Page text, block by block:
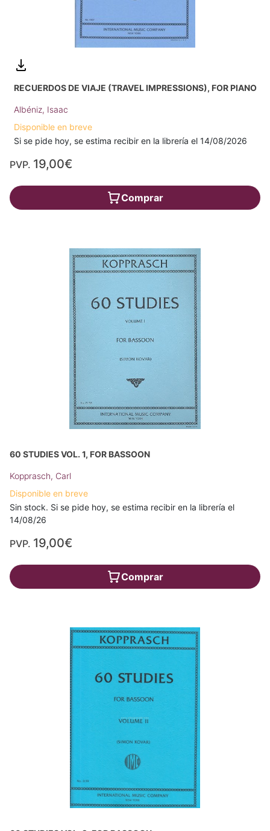
RECUERDOS DE VIAJE (TRAVEL IMPRESSIONS), FOR PIANO
Albéniz, Isaac
Disponible en breve
Si se pide hoy, se estima recibir en la librería el 14/08/2026
PVP. 19,00€
Comprar
60 STUDIES VOL. 1, FOR BASSOON
Kopprasch, Carl
Disponible en breve
Sin stock. Si se pide hoy, se estima recibir en la librería el
14/08/26
PVP. 19,00€
Comprar